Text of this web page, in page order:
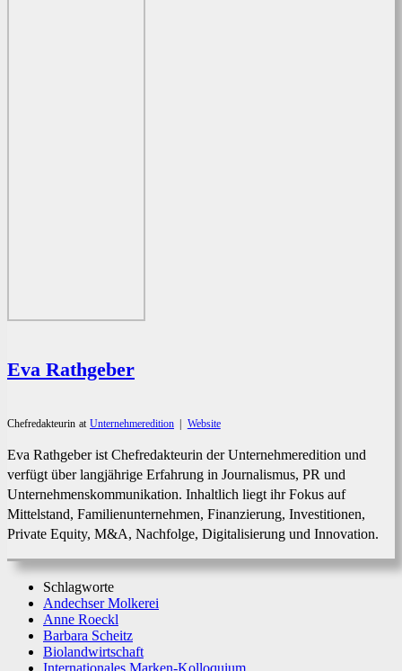
Eva Rathgeber
Chefredakteurin at Unternehmeredition Website
Eva Rathgeber ist Chefredakteurin der Unternehmeredition und
verfügt über langjährige Erfahrung in Journalismus, PR und
Unternehmenskommunikation. Inhaltlich liegt ihr Fokus auf
Mittelstand, Familienunternehmen, Finanzierung, Investitionen,
Private Equity, M&A, Nachfolge, Digitalisierung und Innovation.
Schlagworte
Andechser Molkerei
Anne Roeckl
Barbara Scheitz
Biolandwirtschaft
Internationales Marken-Kolloquium